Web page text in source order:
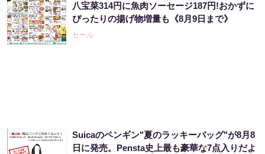
八宝菜314円に魚肉ソーセージ187円!おかずに
ぴったりの揚げ物増量も《8月9日まで》
セール
Suicaのペンギン"夏のラッキーバッグ"が8月8
日に発売。Pensta史上最も豪華な7点入りだよ